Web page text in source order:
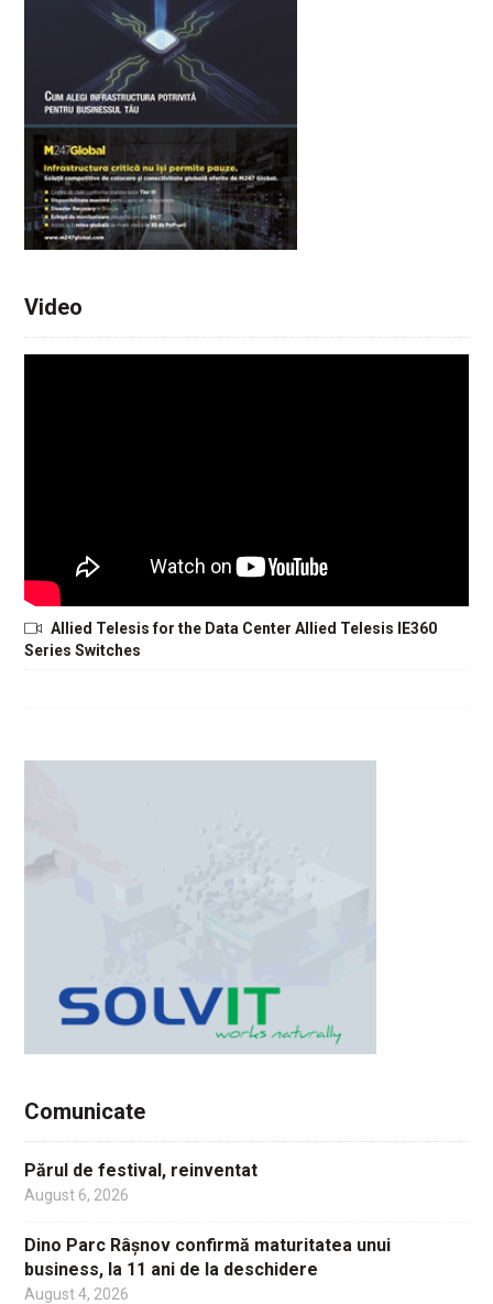
Video
Allied Telesis for the Data Center Allied Telesis IE360
Series Switches
Comunicate
Părul de festival, reinventat
August 6, 2026
Dino Parc Râșnov confirmă maturitatea unui
business, la 11 ani de la deschidere
August 4, 2026